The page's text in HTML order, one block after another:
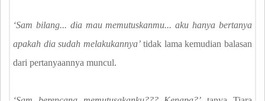
‘Sam bilang... dia mau memutuskanmu... aku hanya bertanya
apakah dia sudah melakukannya’tidak lama kemudian balasan
dari pertanyaannya muncul.